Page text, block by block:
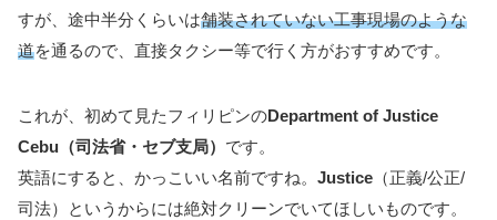
すが、途中半分くらいは舗装されていない工事現場のような
道を通るので、直接タクシー等で行く方がおすすめです。
これが、初めて見たフィリピンのDepartment of Justice
Cebu（司法省・セブ支局） です。
英語にすると、かっこいい名前ですね。 Justice （正義/公正/
司法）というからには絶対クリーンでいてほしいものです。